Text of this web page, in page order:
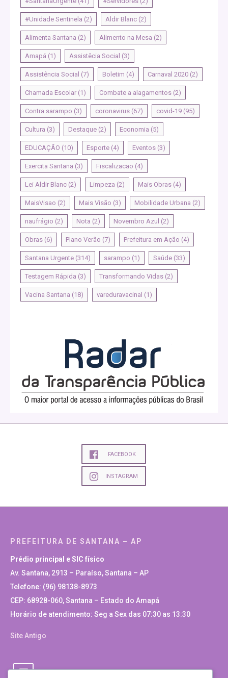
#Unidade Sentinela (2) Aldir Blanc (2)
Alimenta Santana (2) Alimento na Mesa (2)
Amapá (1) Assistêcia Social (3)
Assistência Social (7) Boletim (4) Carnaval 2020 (2)
Chamada Escolar (1) Combate a alagamentos (2)
Contra sarampo (3) coronavirus (67) covid-19 (95)
Cultura (3) Destaque (2) Economia (5)
EDUCAÇÃO (10) Esporte (4) Eventos (3)
Exercita Santana (3) Fiscalizacao (4)
Lei Aldir Blanc (2) Limpeza (2) Mais Obras (4)
MaisVisao (2) Mais Visão (3) Mobilidade Urbana (2)
naufrágio (2) Nota (2) Novembro Azul (2)
Obras (6) Plano Verão (7) Prefeitura em Ação (4)
Santana Urgente (314) sarampo (1) Saúde (33)
Testagem Rápida (3) Transformando Vidas (2)
Vacina Santana (18) vareduravacinal (1)
FACEBOOK
INSTAGRAM
PREFEITURA DE SANTANA – AP
Prédio principal e SIC físico
Av. Santana, 2913 – Paraíso, Santana – AP
Telefone: (96) 98138-8973
CEP: 68928-060, Santana – Estado do Amapá
Horário de atendimento: Seg a Sex das 07:30 as 13:30
Site Antigo